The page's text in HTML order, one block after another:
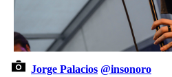
Jorge Palacios @insonoro